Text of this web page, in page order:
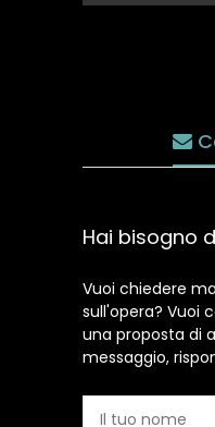
Hai bisogno
Vuoi chiedere
sull'opera? Vuoi
una proposta di
messaggio,